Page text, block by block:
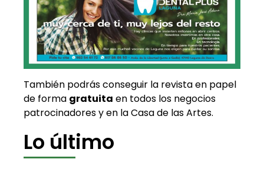
También podrás conseguir la revista en papel
de forma gratuita en todos los negocios
patrocinadores y en la Casa de las Artes.
Lo último